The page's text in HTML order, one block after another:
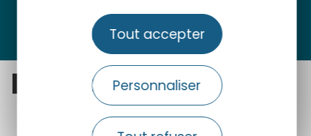
Tout accepter
Personnaliser
boutique en ligne.
La visite pas à pas